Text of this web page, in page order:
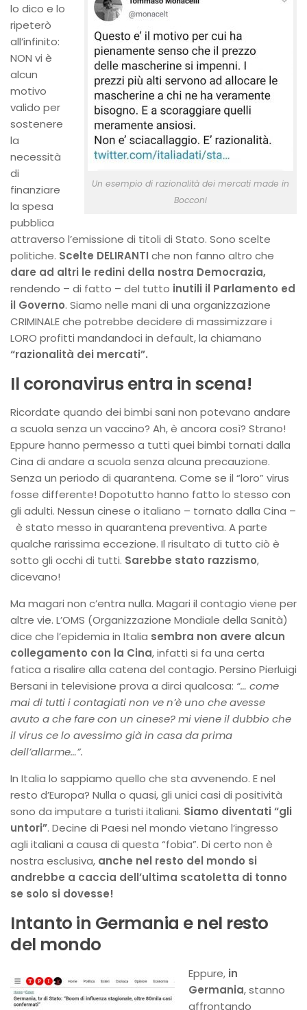
Un esempio di razionalità dei mercati made in
Bocconi
lo dico e lo
ripeterò
all’infinito:
NON vi è
alcun
motivo
valido per
sostenere
la
necessità
di
finanziare
la spesa
pubblica
attraverso l’emissione di titoli di Stato. Sono scelte
politiche. Scelte DELIRANTI che non fanno altro che
dare ad altri le redini della nostra Democrazia,
rendendo – di fatto – del tutto inutili il Parlamento ed
il Governo. Siamo nelle mani di una organizzazione
CRIMINALE che potrebbe decidere di massimizzare i
LORO profitti mandandoci in default, la chiamano
“razionalità dei mercati”.
Il coronavirus entra in scena!
Ricordate quando dei bimbi sani non potevano andare
a scuola senza un vaccino? Ah, è ancora così? Strano!
Eppure hanno permesso a tutti quei bimbi tornati dalla
Cina di andare a scuola senza alcuna precauzione.
Senza un periodo di quarantena. Come se il “loro” virus
fosse differente! Dopotutto hanno fatto lo stesso con
gli adulti. Nessun cinese o italiano – tornato dalla Cina –
è stato messo in quarantena preventiva. A parte
qualche rarissima eccezione. Il risultato di tutto ciò è
sotto gli occhi di tutti. Sarebbe stato razzismo,
dicevano!
Ma magari non c’entra nulla. Magari il contagio viene per
altre vie. L’OMS (Organizzazione Mondiale della Sanità)
dice che l’epidemia in Italia sembra non avere alcun
collegamento con la Cina, infatti si fa una certa
fatica a risalire alla catena del contagio. Persino Pierluigi
Bersani in televisione prova a dirci qualcosa: “… come
mai di tutti i contagiati non ve n’è uno che avesse
avuto a che fare con un cinese? mi viene il dubbio che
il virus ce lo avessimo già in casa da prima
dell’allarme…”.
In Italia lo sappiamo quello che sta avvenendo. E nel
resto d’Europa? Nulla o quasi, gli unici casi di positività
sono da imputare a turisti italiani. Siamo diventati “gli
untori”. Decine di Paesi nel mondo vietano l’ingresso
agli italiani a causa di questa “fobia”. Di certo non è
nostra esclusiva, anche nel resto del mondo si
andrebbe a caccia dell’ultima scatoletta di tonno
se solo si dovesse!
Intanto in Germania e nel resto
del mondo
Eppure, in
Germania, stanno
affrontando